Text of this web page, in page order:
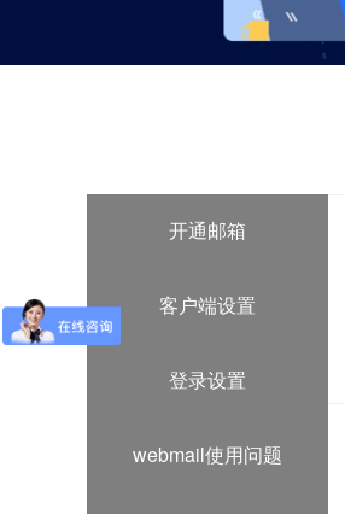
开通邮箱
客户端设置
登录设置
webmail使用问题